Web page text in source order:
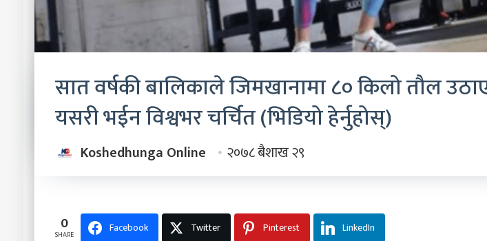
सात वर्षकी बालिकाले जिमखानामा ८० किलो तौल
यसरी भईन विश्वभर चर्चित (भिडियो हेर्नुहोस्)
Koshedhunga Online २०७८ बैशाख २९
0
SHARE Facebook Twitter Pinterest LinkedIn